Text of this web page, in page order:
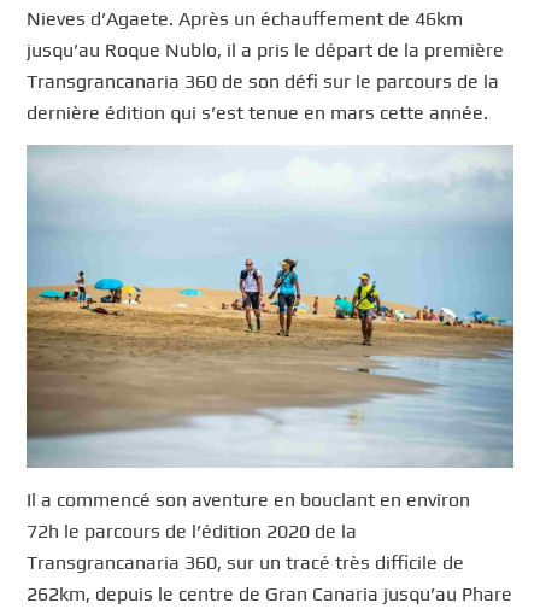
Nieves d’Agaete. Après un échauffement de 46km
jusqu’au Roque Nublo, il a pris le départ de la première
Transgrancanaria 360 de son défi sur le parcours de la
dernière édition qui s’est tenue en mars cette année.
Il a commencé son aventure en bouclant en environ
72h le parcours de l’édition 2020 de la
Transgrancanaria 360, sur un tracé très difficile de
262km, depuis le centre de Gran Canaria jusqu’au Phare